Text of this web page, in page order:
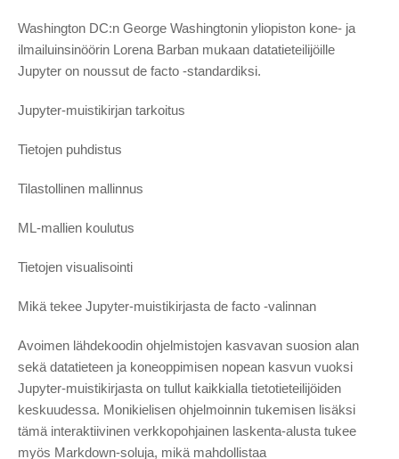
Washington DC:n George Washingtonin yliopiston kone- ja
ilmailuinsinöörin Lorena Barban mukaan datatieteilijöille
Jupyter on noussut de facto -standardiksi.
Jupyter-muistikirjan tarkoitus
Tietojen puhdistus
Tilastollinen mallinnus
ML-mallien koulutus
Tietojen visualisointi
Mikä tekee Jupyter-muistikirjasta de facto -valinnan
Avoimen lähdekoodin ohjelmistojen kasvavan suosion alan
sekä datatieteen ja koneoppimisen nopean kasvun vuoksi
Jupyter-muistikirjasta on tullut kaikkialla tietotieteilijöiden
keskuudessa. Monikielisen ohjelmoinnin tukemisen lisäksi
tämä interaktiivinen verkkopohjainen laskenta-alusta tukee
myös Markdown-soluja, mikä mahdollistaa